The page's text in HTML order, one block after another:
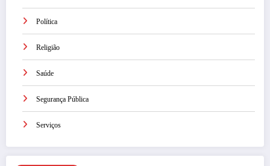
Política
Religião
Saúde
Segurança Pública
Serviços